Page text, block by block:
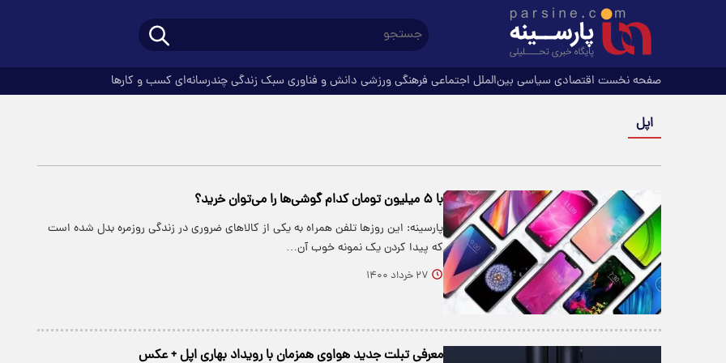
صفحه نخست اقتصادی سیاسی بین‌الملل اجتماعی فرهنگیورزشی دانش و فناوری سبک زندگیچندرسانه‌ای کسب و کارها
اپل
با ۵ میلیون تومان کدام گوشی‌ها را می‌توان خرید؟
پارسینه: این روز‌ها تلفن همراه به یکی از کالا‌های ضروری در زندگی روزمره بدل شده است
که پیدا کردن یک نمونه خوب آن…
۲۷ خرداد ۱۴۰۰
معرفی تبلت جدید هواوی همزمان با رویداد بهاری اپل + عکس